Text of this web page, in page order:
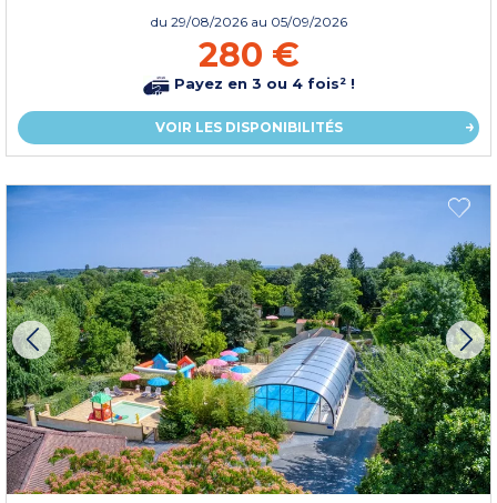
du 29/08/2026 au 05/09/2026
280 €
Payez en 3 ou 4 fois² !
VOIR LES DISPONIBILITÉS